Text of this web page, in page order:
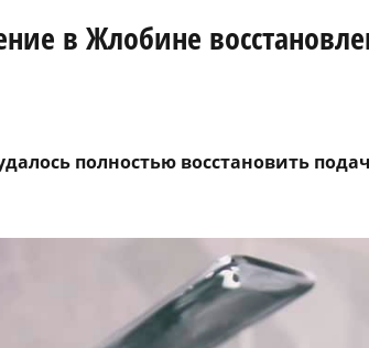
в Жлобине
полностью восстановить